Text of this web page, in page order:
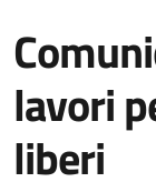
lavori
liberi